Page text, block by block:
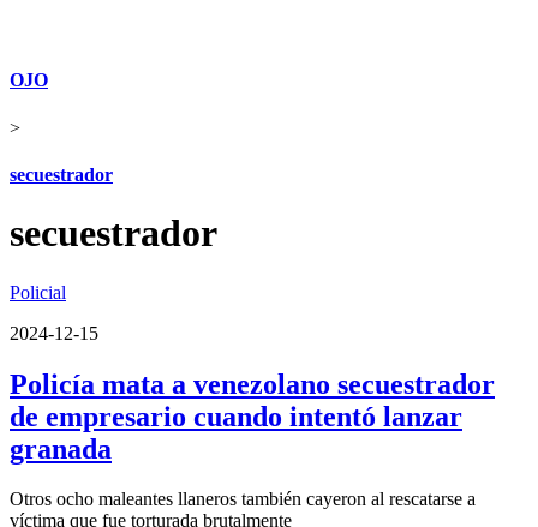
OJO
>
secuestrador
secuestrador
Policial
2024-12-15
Policía mata a venezolano secuestrador
de empresario cuando intentó lanzar
granada
Otros ocho maleantes llaneros también cayeron al rescatarse a
víctima que fue torturada brutalmente